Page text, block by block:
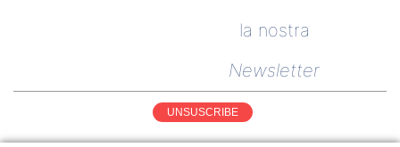
la nostra
Newsletter
UNSUSCRIBE